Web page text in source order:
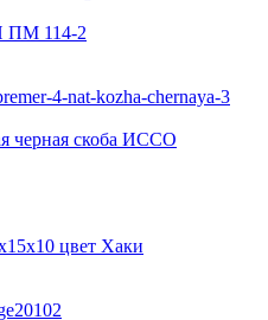
ПМ 114-2
черная скоба ИССО
цвет Хаки